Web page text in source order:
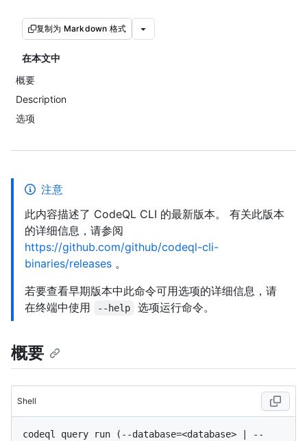
复制为 Markdown 格式
在本文中
概要
Description
选项
注意
此内容描述了 CodeQL CLI 的最新版本。 有关此版本
的详细信息，请参阅
https://github.com/github/codeql-cli-
binaries/releases 。
若要查看早期版本中此命令可用选项的详细信息，请
在终端中使用
--help 选项运行命令。
概要
Shell
codeql query run (--database=<database> | --